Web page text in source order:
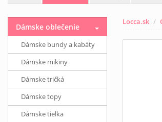
Locca.sk
Dámske oblečenie
Dámske bundy a kabáty
Dámske mikiny
Dámske tričká
Dámske topy
Dámske tielka